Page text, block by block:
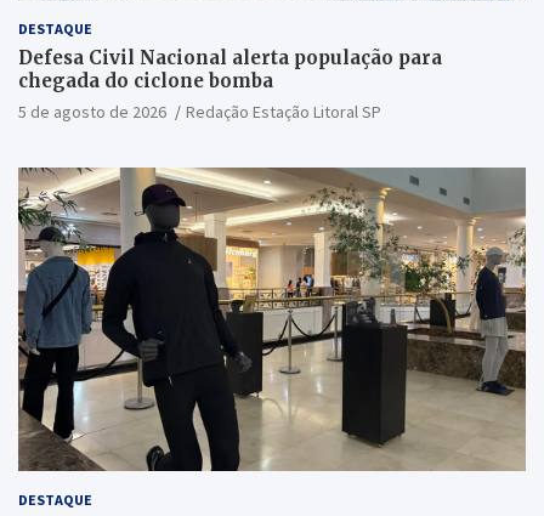
DESTAQUE
Defesa Civil Nacional alerta população para
chegada do ciclone bomba
5 de agosto de 2026 Redação Estação Litoral SP
DESTAQUE